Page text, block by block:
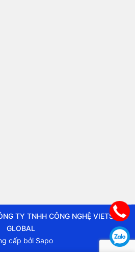
TY TNHH CÔNG NGHỆ VIETSTAR
GLOBAL
cấp bởi Sapo